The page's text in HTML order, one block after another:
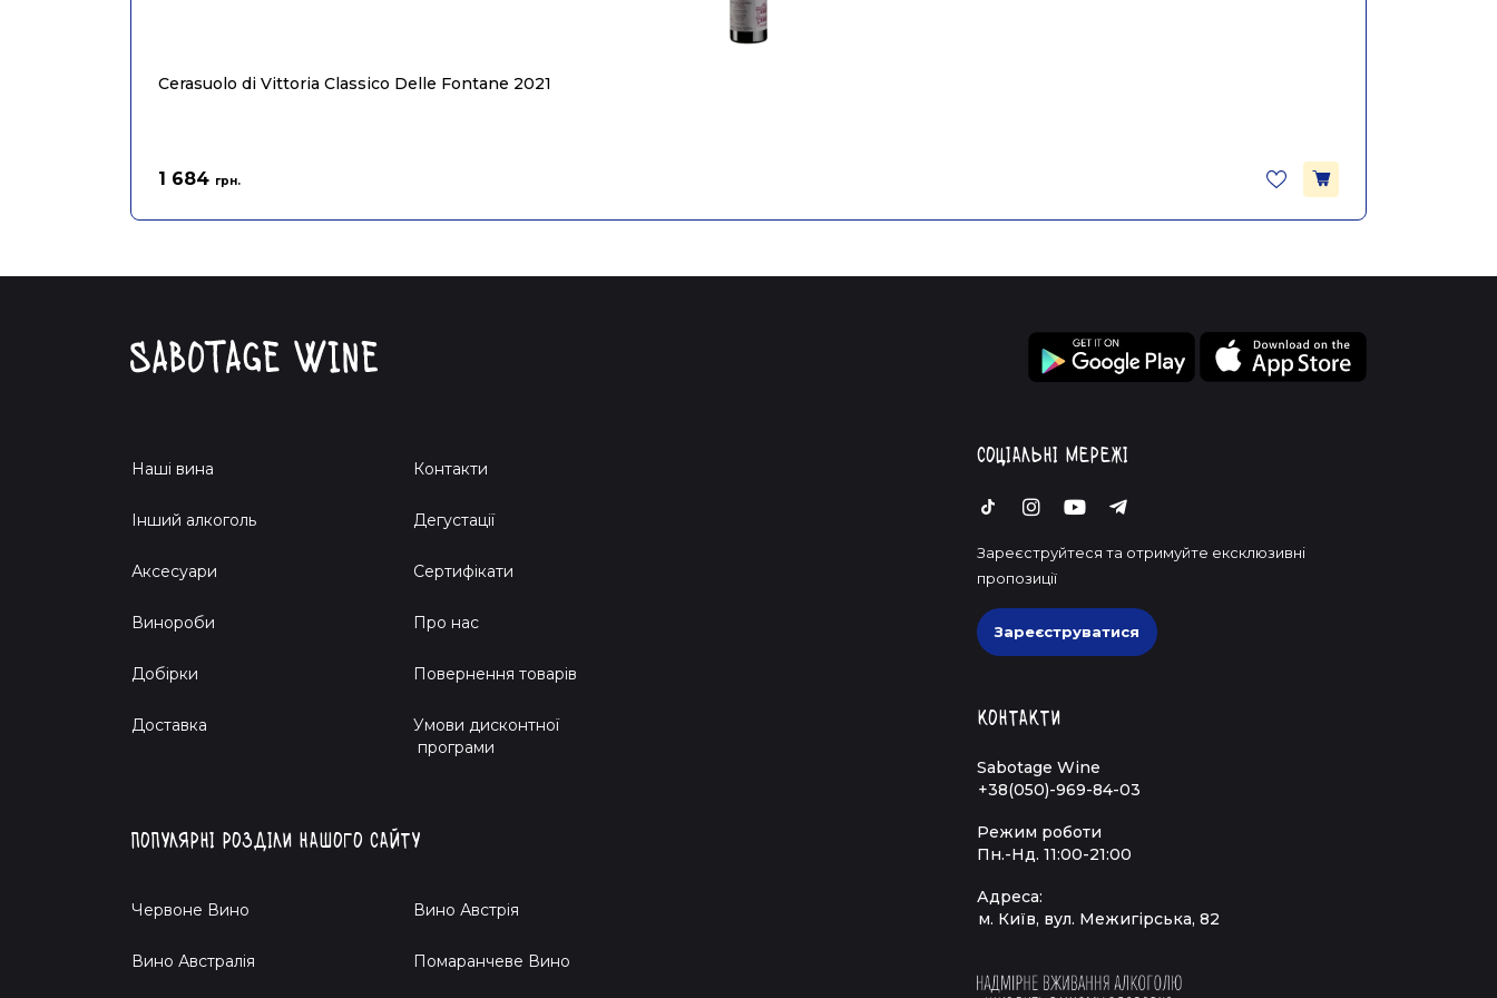
Cerasuolo di Vittoria Classico Delle Fontane 2021
1 684 грн.
Наші вина
Інший алкоголь
Аксесуари
Винороби
Добірки
Доставка
Контакти
Дегустації
Сертифікати
Про нас
Повернення товарів
Умови дисконтної
програми
Популярні розділи нашого сайту
Червоне Вино
Вино Австралія
Вино Австрія
Помаранчеве Вино
Соціальні мережі
Зареєструйтеся та отримуйте ексклюзивні
пропозиції
Зареєструватися
Контакти
Sabotage Wine
+38(050)-969-84-03
Режим роботи
Пн.-Нд. 11:00-21:00
Адреса:
м. Київ, вул. Межигірська, 82